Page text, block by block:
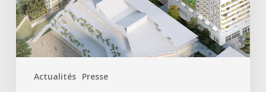
Actualités Presse
mixtes
et
900
logements,